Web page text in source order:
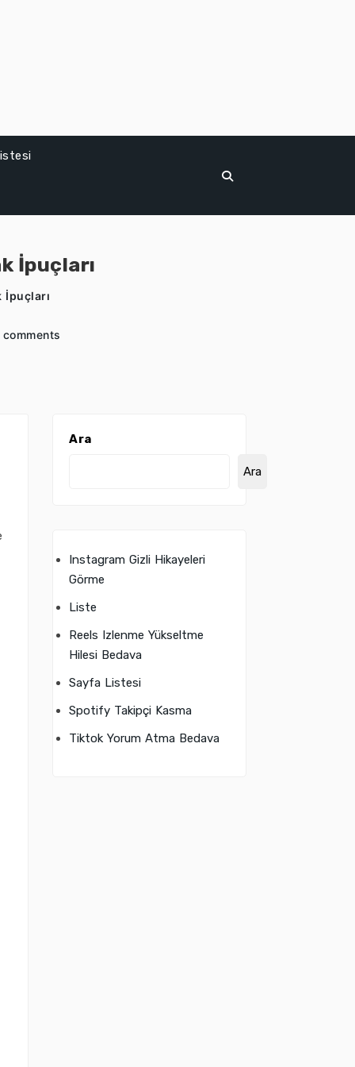
İpuçları
comments
Ara
Ara
Instagram Gizli Hikayeleri
Görme
Liste
Reels Izlenme Yükseltme
Hilesi Bedava
Sayfa Listesi
Spotify Takipçi Kasma
Tiktok Yorum Atma Bedava